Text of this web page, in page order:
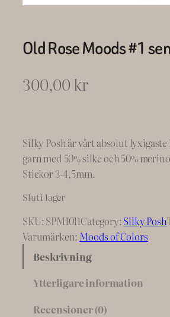
Old Rose Moods #1
300,00kr
Silky Posh är vårt absolut
garn med 50% silke och 50%
Stickor 3-4,5mm.
Slut i lager
SKU: SPM1011Category: Silky Posh
Varumärken: Moods of Colors
Beskrivning
Ytterligare information
Recensioner (0)